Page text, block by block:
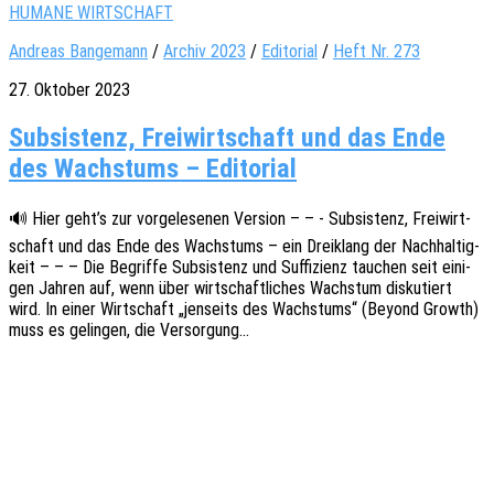
HUMANE WIRTSCHAFT
Andreas Bangemann / Archiv 2023 / Editorial / Heft Nr. 273
27. Oktober 2023
Subsistenz, Freiwirtschaft und das Ende
des Wachstums – Editorial
🔊 Hier geht’s zur vorge­le­se­nen Versi­on – – - Subsis­tenz, Frei­wirt­
schaft und das Ende des Wachs­tums – ein Drei­klang der Nach­hal­tig­
keit – – – Die Begrif­fe Subsis­tenz und Suffi­zi­enz tauchen seit eini­
gen Jahren auf, wenn über wirt­schaft­li­ches Wachs­tum disku­tiert
wird. In einer Wirt­schaft „jenseits des Wachs­tums“ (Beyond Growth)
muss es gelin­gen, die Versorgung…